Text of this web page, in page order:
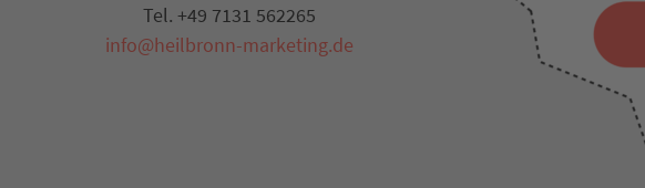
Tel. +49 7131 562265
info@heilbronn-marketing.de